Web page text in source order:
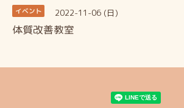
イベント 2022-11-06 (日)
体質改善教室